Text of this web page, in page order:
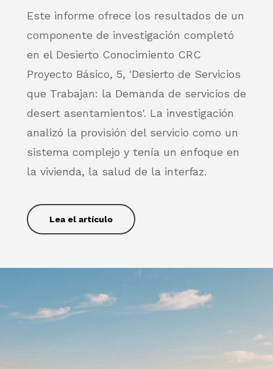
Este informe ofrece los resultados de un
componente de investigación completó
en el Desierto Conocimiento CRC
Proyecto Básico, 5, 'Desierto de Servicios
que Trabajan: la Demanda de servicios de
desert asentamientos'. La investigación
analizó la provisión del servicio como un
sistema complejo y tenía un enfoque en
la vivienda, la salud de la interfaz.
Lea el artículo